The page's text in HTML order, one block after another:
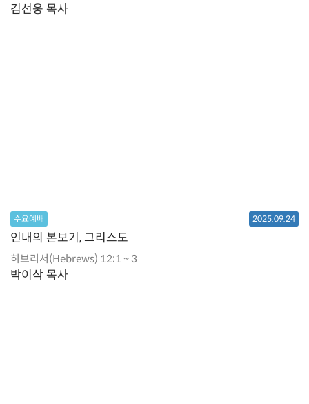
김선웅 목사
수요예배 2025.09.24
인내의 본보기, 그리스도
히브리서(Hebrews) 12:1 ~ 3
박이삭 목사